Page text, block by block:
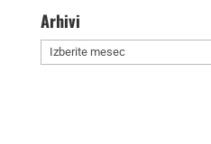
Arhivi
Arhivi